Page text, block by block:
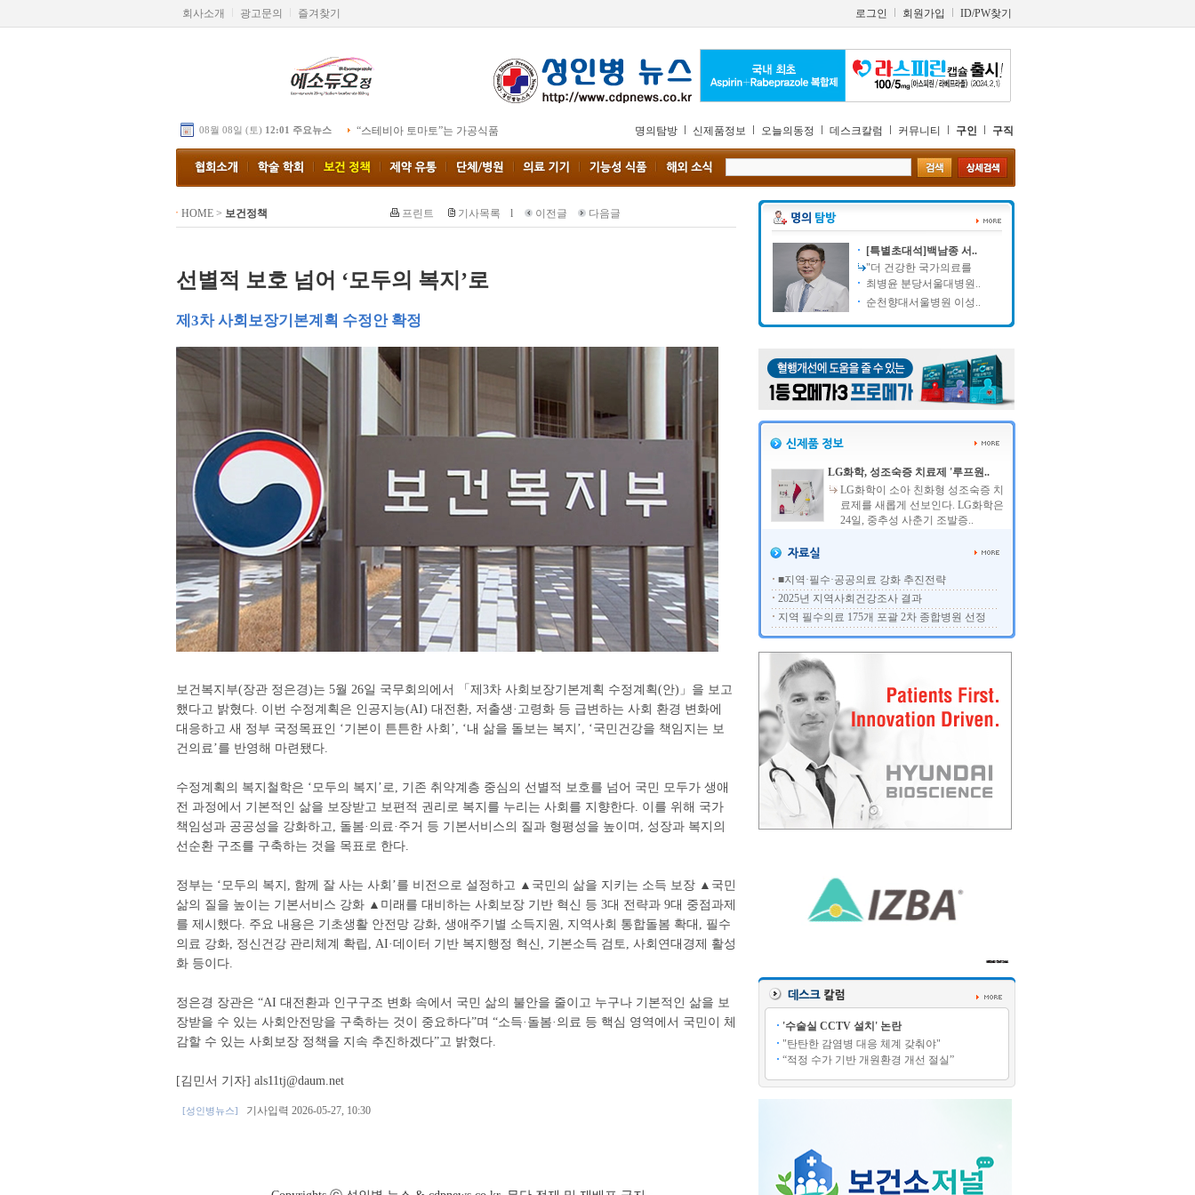
회사소개 광고문의 즐겨찾기 로그인 회원가입 ID/PW찾기
08월 08일 (토) 12:01 주요뉴스 “스테비아 토마토”는 가공식품 명의탐방 신제품정보 오늘의동정 데스크칼럼 커뮤니티 구인 구직
HOME> 보건정책 프린트 기사목록 l 이전글 다음글
선별적 보호 넘어 ‘모두의 복지’로
제3차 사회보장기본계획 수정안 확정
보건복지부(장관 정은경)는 5월 26일 국무회의에서 「제3차 사회보장기본계획 수정계획(안)」을 보고
했다고 밝혔다. 이번 수정계획은 인공지능(AI) 대전환, 저출생·고령화 등 급변하는 사회 환경 변화에
대응하고 새 정부 국정목표인 ‘기본이 튼튼한 사회’, ‘내 삶을 돌보는 복지’, ‘국민건강을 책임지는 보
건의료’를 반영해 마련됐다.
수정계획의 복지철학은 ‘모두의 복지’로, 기존 취약계층 중심의 선별적 보호를 넘어 국민 모두가 생애
전 과정에서 기본적인 삶을 보장받고 보편적 권리로 복지를 누리는 사회를 지향한다. 이를 위해 국가
책임성과 공공성을 강화하고, 돌봄·의료·주거 등 기본서비스의 질과 형평성을 높이며, 성장과 복지의
선순환 구조를 구축하는 것을 목표로 한다.
정부는 ‘모두의 복지, 함께 잘 사는 사회’를 비전으로 설정하고 ▲국민의 삶을 지키는 소득 보장 ▲국민
삶의 질을 높이는 기본서비스 강화 ▲미래를 대비하는 사회보장 기반 혁신 등 3대 전략과 9대 중점과제
를 제시했다. 주요 내용은 기초생활 안전망 강화, 생애주기별 소득지원, 지역사회 통합돌봄 확대, 필수
의료 강화, 정신건강 관리체계 확립, AI·데이터 기반 복지행정 혁신, 기본소득 검토, 사회연대경제 활성
화 등이다.
정은경 장관은 “AI 대전환과 인구구조 변화 속에서 국민 삶의 불안을 줄이고 누구나 기본적인 삶을 보
장받을 수 있는 사회안전망을 구축하는 것이 중요하다”며 “소득·돌봄·의료 등 핵심 영역에서 국민이 체
감할 수 있는 사회보장 정책을 지속 추진하겠다”고 밝혔다.
[김민서 기자] als11tj@daum.net
[성인병뉴스] 기사입력 2026-05-27, 10:30
[특별초대석]백남종 서..
"더 건강한 국가의료를
최병윤 분당서울대병원..
순천향대서울병원 이성..
LG화학, 성조숙증 치료제 '루프원..
LG화학이 소아 친화형 성조숙증 치
료제를 새롭게 선보인다. LG화학은
24일, 중추성 사춘기 조발증..
■지역·필수·공공의료 강화 추진전략
2025년 지역사회건강조사 결과
지역 필수의료 175개 포괄 2차 종합병원 선정
'수술실 CCTV 설치' 논란
"탄탄한 감염병 대응 체계 갖춰야"
“적정 수가 기반 개원환경 개선 절실”